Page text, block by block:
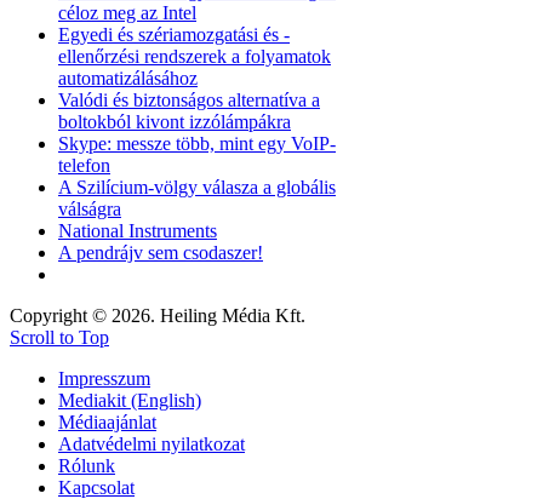
céloz meg az Intel
Egyedi és szériamozgatási és -
ellenőrzési rendszerek a folyamatok
automatizálásához
Valódi és biztonságos alternatíva a
boltokból kivont izzólámpákra
Skype: messze több, mint egy VoIP-
telefon
A Szilícium-völgy válasza a globális
válságra
National Instruments
A pendrájv sem csodaszer!
Copyright © 2026. Heiling Média Kft.
Scroll to Top
Impresszum
Mediakit (English)
Médiaajánlat
Adatvédelmi nyilatkozat
Rólunk
Kapcsolat